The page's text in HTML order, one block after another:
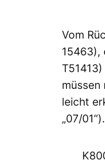
Vom
15463),
müssen
leicht
„07/